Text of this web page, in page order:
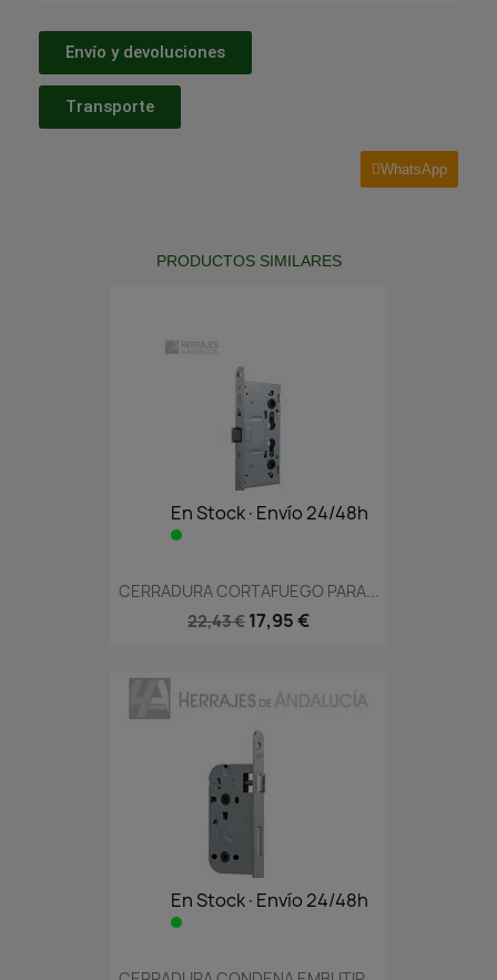
Envío y devoluciones
Transporte
WhatsApp
PRODUCTOS SIMILARES
En Stock·Envío 24/48h
CERRADURA CORTAFUEGO PARA...
22,43 € 17,95 €
En Stock·Envío 24/48h